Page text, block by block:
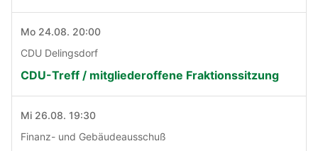
Mo 24.08. 20:00
CDU Delingsdorf
CDU-Treff / mitgliederoffene Fraktionssitzung
Mi 26.08. 19:30
Finanz- und Gebäudeausschuß